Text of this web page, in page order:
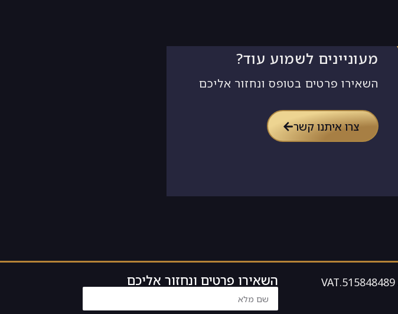
מעוניינים לשמוע עוד?
השאירו פרטים בטופס ונחזור אליכם
צרו איתנו קשר
515848489.VAT השאירו פרטים ונחזור אליכם